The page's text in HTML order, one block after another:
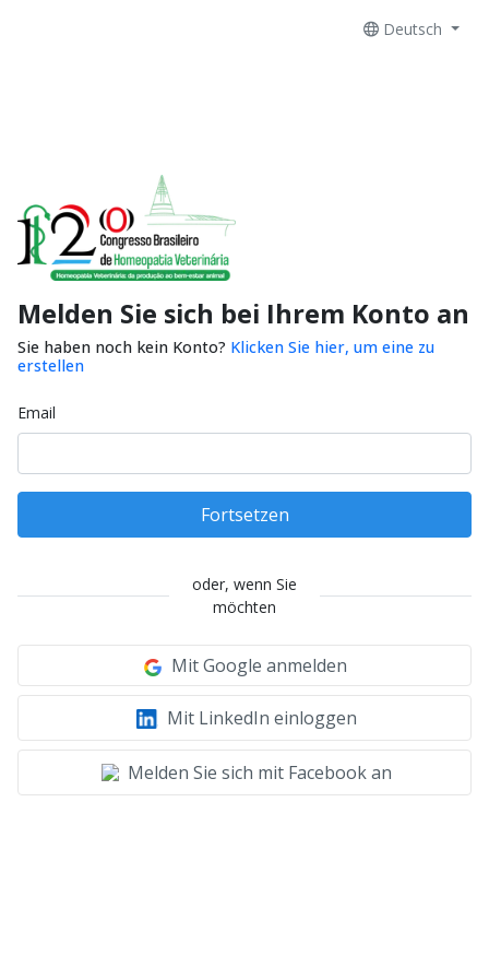
Deutsch
Melden Sie sich bei Ihrem Konto an
Sie haben noch kein Konto? Klicken Sie hier, um eine zu
erstellen
Email
Fortsetzen
oder, wenn Sie
möchten
Mit Google anmelden
Mit LinkedIn einloggen
Melden Sie sich mit Facebook an